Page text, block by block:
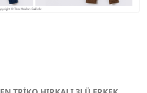
Şifremi